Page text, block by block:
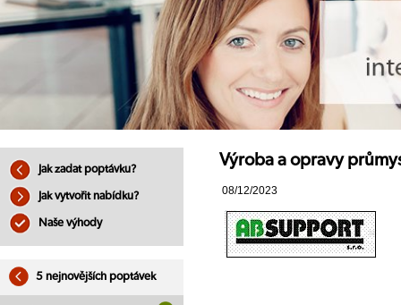
Jak zadat poptávku?
Jak vytvořit nabídku?
Naše výhody
5 nejnovějších poptávek
Výroba a opravy
08/12/2023